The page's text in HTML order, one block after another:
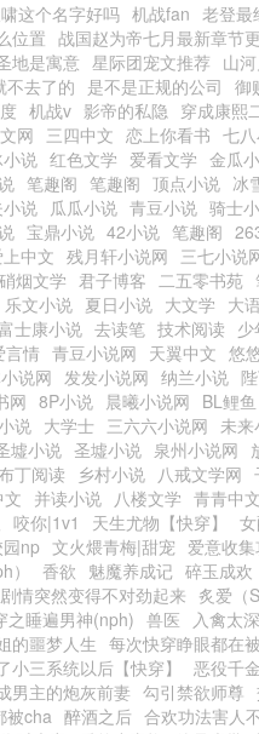
这个名字好吗 机战fan 老登最
位置 战国赵为帝七月最新章节
地是寓意 星际团宠文推荐 山
不去了的 是不是正规的公司 御
机战v 影帝的私隐 穿成康熙
网 三四中文 恋上你看书 七
说 红色文学 爱看文学 金瓜
笔趣阁 笔趣阁 顶点小说 冰
说 瓜瓜小说 青豆小说 骑士
宝鼎小说 42小说 笔趣阁
中文 残月轩小说网 三七小说
硝烟文学 君子博客 二五零书苑
乐文小说 夏日小说 大文学 大
士康小说 去读笔 技术阅读 少
言情 青豆小说网 天翼中文 悠
说网 发发小说网 纳兰小说
网 8P小说 晨曦小说网 BL鲤鱼
说 大学士 三六六小说网 未来
墟小说 圣墟小说 泉州小说网
丁阅读 乡村小说 八戒文学网
并读小说 八楼文学 青青中文
咬你|1v1 天生尤物【快穿】
np 文火煨青梅|甜宠 爱意收
香欲 魅魔养成记 碎玉成欢
情突然变得不对劲起来 炙爱（
之睡遍男神(nph) 兽医 入禽太深
的噩梦人生 每次快穿睁眼都在
小三系统以后【快穿】 恶役千
男主的炮灰前妻 勾引禁欲师尊
被cha 醉酒之后 合欢功法害人